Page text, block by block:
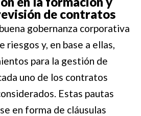
de contratos
gobernanza corporativa
riesgos y, en base a ellas,
para la gestión de
uno de los contratos
Estas pautas
en forma de cláusulas